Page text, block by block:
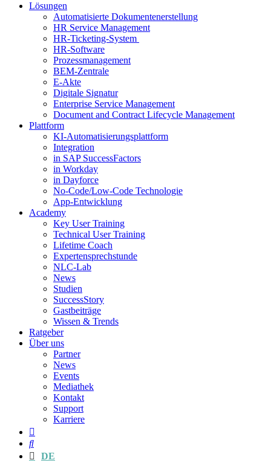
Lösungen
Automatisierte Dokumentenerstellung
HR Service Management
HR-Ticketing-System
HR-Software
Prozessmanagement
BEM-Zentrale
E-Akte
Digitale Signatur
Enterprise Service Management
Document and Contract Lifecycle Management
Plattform
KI-Automatisierungsplattform
Integration
in SAP SuccessFactors
in Workday
in Dayforce
No-Code/Low-Code Technologie
App-Entwicklung
Academy
Key User Training
Technical User Training
Lifetime Coach
Expertensprechstunde
NLC-Lab
News
Studien
SuccessStory
Gastbeiträge
Wissen & Trends
Ratgeber
Über uns
Partner
News
Events
Mediathek
Kontakt
Support
Karriere
DE